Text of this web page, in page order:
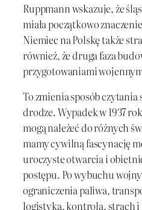
Ruppmann wskazuje, że
miała początkowo
Niemiec na Polskę także
również, że druga faza
przygotowaniami
To zmienia sposób
drodze. Wypadek w 1937
mogą należeć do różnych
mamy cywilną fascynację
uroczyste otwarcia i
postępu. Po wybuchu
ograniczenia paliwa,
logistyka, kontrola, strach